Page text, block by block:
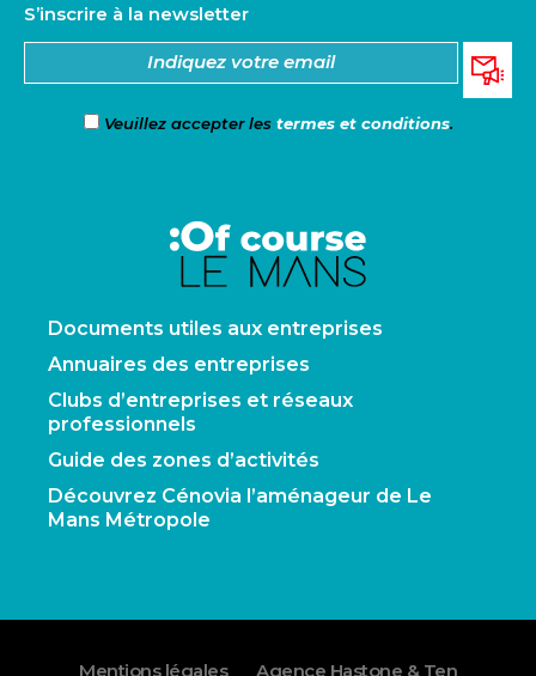
S’inscrire à la newsletter
Veuillez accepter les termes et conditions.
Documents utiles aux entreprises
Annuaires des entreprises
Clubs d’entreprises et réseaux
professionnels
Guide des zones d’activités
Découvrez Cénovia l’aménageur de Le
Mans Métropole
Mentions légales Agence Hastone & Ten